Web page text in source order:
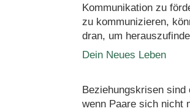
Kommunikation zu
zu kommunizieren,
dran, um
Dein Neues Leben
Beziehungskrisen
wenn Paare sich nicht